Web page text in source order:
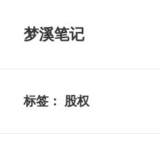
梦溪笔记
标签： 股权